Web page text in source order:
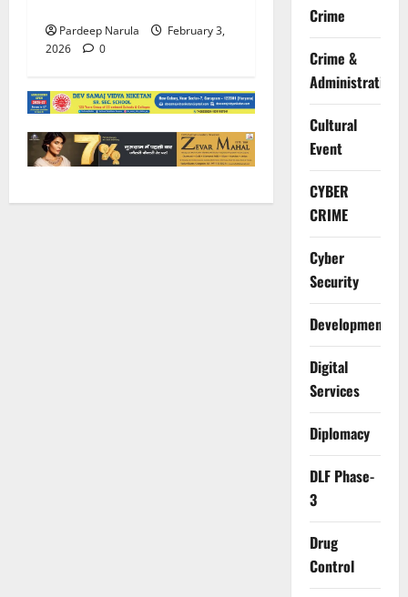
Pardeep Narula
February 3,
2026
0
Crime
Crime &
Administration
Cultural
Event
CYBER
CRIME
Cyber
Security
Development
Digital
Services
Diplomacy
DLF Phase-
3
Drug
Control